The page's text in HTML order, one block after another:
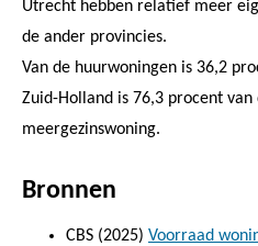
Utrecht hebben relatief meer
de ander provincies.
Van de huurwoningen is 36,2
Zuid-Holland is 76,3 procent
meergezinswoning.
Bronnen
CBS (2025) Voorraad